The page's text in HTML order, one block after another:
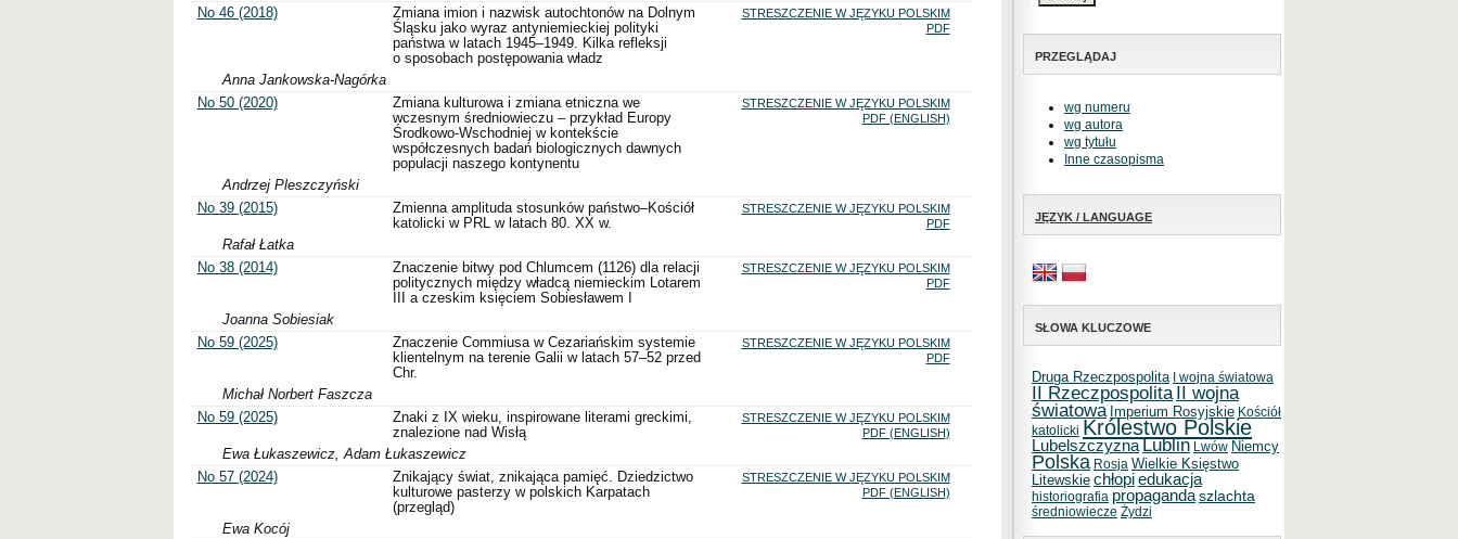
PRZEGLĄDAJ
wg numeru
wg autora
wg tytułu
Inne czasopisma
JĘZYK / LANGUAGE
SŁOWA KLUCZOWE
Druga Rzeczpospolita I wojna światowa
II Rzeczpospolita II wojna
światowa Imperium Rosyjskie Kościół
katolicki Królestwo Polskie
LubelszczyznaLublin Lwów Niemcy
Polska Rosja Wielkie Księstwo
Litewskie chłopiedukacja
historiografia propagandaszlachta
średniowiecze Żydzi
No 46 (2018)
Zmiana imion i nazwisk autochtonów na Dolnym
Śląsku jako wyraz antyniemieckiej polityki
państwa w latach 1945–1949. Kilka refleksji
o sposobach postępowania władz
STRESZCZENIE W JĘZYKU POLSKIM
PDF
Anna Jankowska-Nagórka
No 50 (2020)
Zmiana kulturowa i zmiana etniczna we
wczesnym średniowieczu – przykład Europy
Środkowo-Wschodniej w kontekście
współczesnych badań biologicznych dawnych
populacji naszego kontynentu
STRESZCZENIE W JĘZYKU POLSKIM
PDF (ENGLISH)
Andrzej Pleszczyński
No 39 (2015)
Zmienna amplituda stosunków państwo–Kościół
katolicki w PRL w latach 80. XX w.
STRESZCZENIE W JĘZYKU POLSKIM
PDF
Rafał Łatka
No 38 (2014)
Znaczenie bitwy pod Chlumcem (1126) dla relacji
politycznych między władcą niemieckim Lotarem
III a czeskim księciem Sobiesławem I
STRESZCZENIE W JĘZYKU POLSKIM
PDF
Joanna Sobiesiak
No 59 (2025)
Znaczenie Commiusa w Cezariańskim systemie
klientelnym na terenie Galii w latach 57–52 przed
Chr.
STRESZCZENIE W JĘZYKU POLSKIM
PDF
Michał Norbert Faszcza
No 59 (2025)
Znaki z IX wieku, inspirowane literami greckimi,
znalezione nad Wisłą
STRESZCZENIE W JĘZYKU POLSKIM
PDF (ENGLISH)
Ewa Łukaszewicz, Adam Łukaszewicz
No 57 (2024)
Znikający świat, znikająca pamięć. Dziedzictwo
kulturowe pasterzy w polskich Karpatach
(przegląd)
STRESZCZENIE W JĘZYKU POLSKIM
PDF (ENGLISH)
Ewa Kocój